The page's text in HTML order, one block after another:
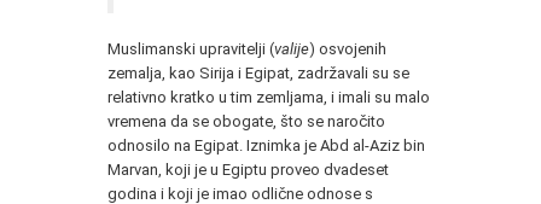
Muslimanski upravitelji (valije) osvojenih
zemalja, kao Sirija i Egipat, zadržavali su se
relativno kratko u tim zemljama, i imali su malo
vremena da se obogate, što se naročito
odnosilo na Egipat. Iznimka je Abd al-Aziz bin
Marvan, koji je u Egiptu proveo dvadeset
godina i koji je imao odlične odnose s